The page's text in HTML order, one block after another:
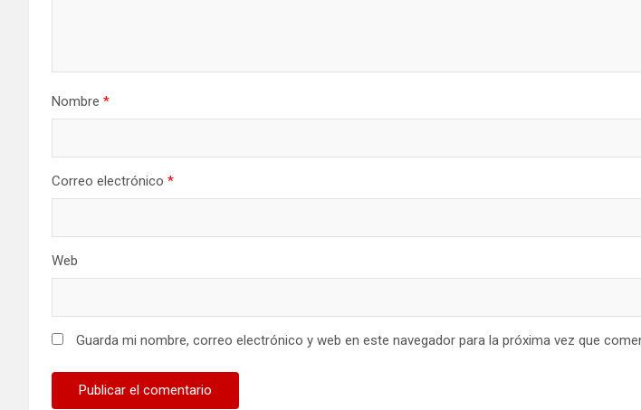
Nombre *
Correo electrónico *
Web
Guarda mi nombre, correo electrónico y web en este navegador para la próxima vez que